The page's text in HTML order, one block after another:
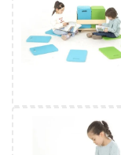
livraison.